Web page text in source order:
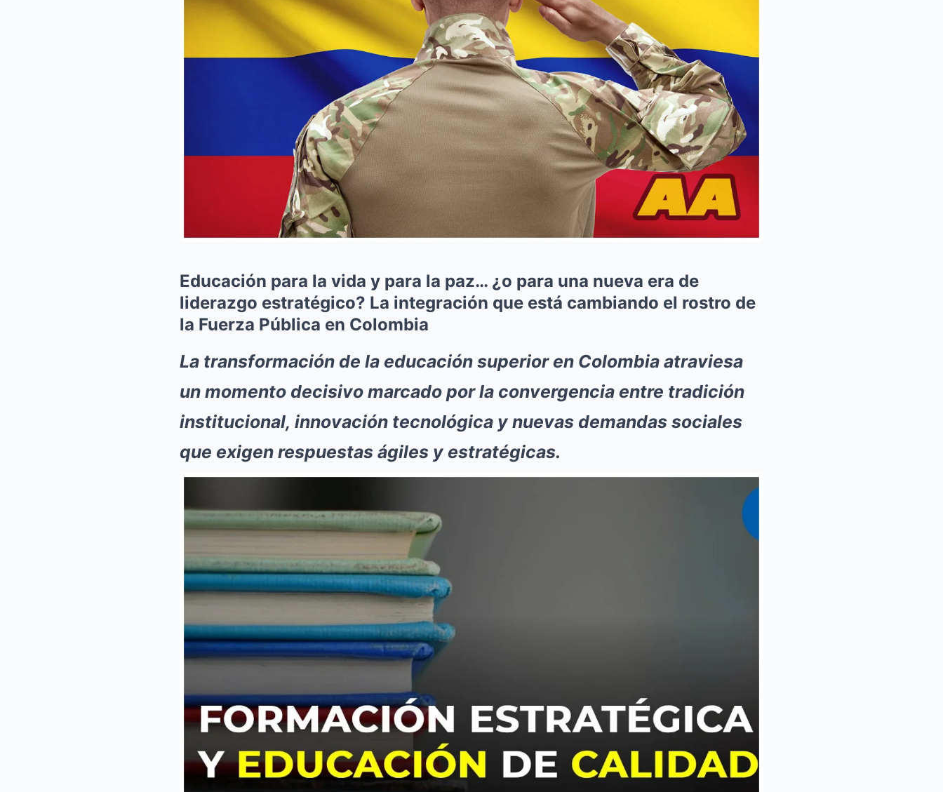
Educación para la vida y para la paz… ¿o para una nueva era de
liderazgo estratégico? La integración que está cambiando el rostro de
la Fuerza Pública en Colombia
La transformación de la educación superior en Colombia atraviesa
un momento decisivo marcado por la convergencia entre tradición
institucional, innovación tecnológica y nuevas demandas sociales
que exigen respuestas ágiles y estratégicas.